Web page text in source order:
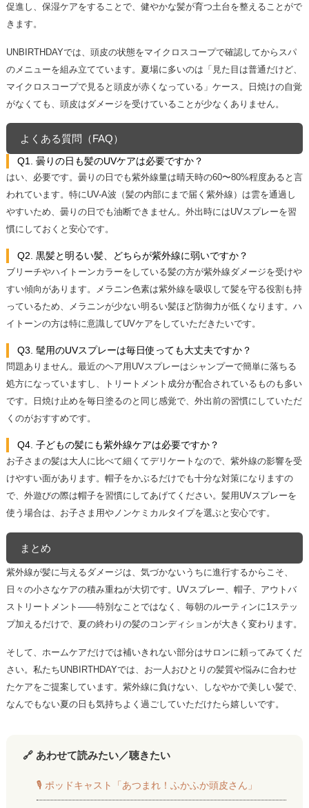
促進し、保湿ケアをすることで、健やかな髪が育つ土台を整えることがで
きます。
UNBIRTHDAYでは、頭皮の状態をマイクロスコープで確認してからスパ
のメニューを組み立てています。夏場に多いのは「見た目は普通だけど、
マイクロスコープで見ると頭皮が赤くなっている」ケース。日焼けの自覚
がなくても、頭皮はダメージを受けていることが少なくありません。
よくある質問（FAQ）
Q1. 曇りの日も髪のUVケアは必要ですか？
はい、必要です。曇りの日でも紫外線量は晴天時の60〜80%程度あると言
われています。特にUV-A波（髪の内部にまで届く紫外線）は雲を通過し
やすいため、曇りの日でも油断できません。外出時にはUVスプレーを習
慣にしておくと安心です。
Q2. 黒髪と明るい髪、どちらが紫外線に弱いですか？
ブリーチやハイトーンカラーをしている髪の方が紫外線ダメージを受けや
すい傾向があります。メラニン色素は紫外線を吸収して髪を守る役割も持
っているため、メラニンが少ない明るい髪ほど防御力が低くなります。ハ
イトーンの方は特に意識してUVケアをしていただきたいです。
Q3. 髦用のUVスプレーは毎日使っても大丈夫ですか？
問題ありません。最近のヘア用UVスプレーはシャンプーで簡単に落ちる
処方になっていますし、トリートメント成分が配合されているものも多い
です。日焼け止めを毎日塗るのと同じ感覚で、外出前の習慣にしていただ
くのがおすすめです。
Q4. 子どもの髪にも紫外線ケアは必要ですか？
お子さまの髪は大人に比べて細くてデリケートなので、紫外線の影響を受
けやすい面があります。帽子をかぶるだけでも十分な対策になりますの
で、外遊びの際は帽子を習慣にしてあげてください。髪用UVスプレーを
使う場合は、お子さま用やノンケミカルタイプを選ぶと安心です。
まとめ
紫外線が髪に与えるダメージは、気づかないうちに進行するからこそ、
日々の小さなケアの積み重ねが大切です。UVスプレー、帽子、アウトバ
ストリートメント——特別なことではなく、毎朝のルーティンに1ステッ
プ加えるだけで、夏の終わりの髪のコンディションが大きく変わります。
そして、ホームケアだけでは補いきれない部分はサロンに頼ってみてくだ
さい。私たちUNBIRTHDAYでは、お一人おひとりの髪質や悩みに合わせ
たケアをご提案しています。紫外線に負けない、しなやかで美しい髪で、
なんでもない夏の日も気持ちよく過ごしていただけたら嬉しいです。
🔗 あわせて読みたい／聴きたい
🎙 ポッドキャスト「あつまれ！ふかふか頭皮さん」